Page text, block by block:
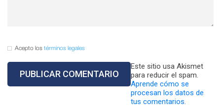
Acepto los términos legales
Este sitio usa Akismet
para reducir el spam.
Aprende cómo se
procesan los datos de
tus comentarios.